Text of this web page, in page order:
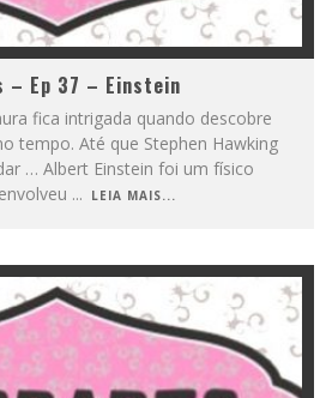
– Ep 37 – Einstein
fica intrigada quando descobre
tempo. Até que Stephen Hawking
… Albert Einstein foi um físico
... LEIA MAIS...